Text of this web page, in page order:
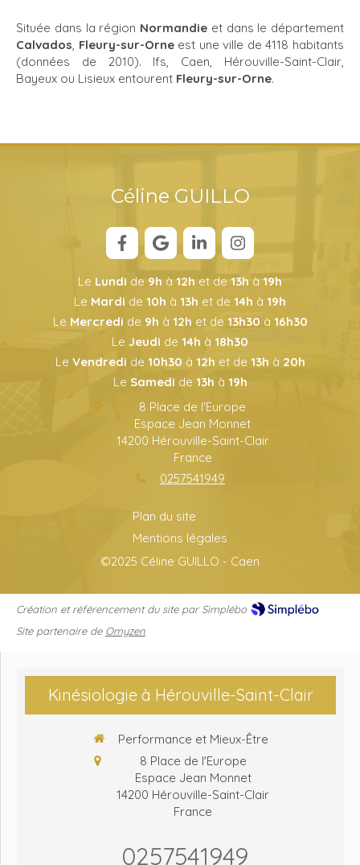
Située dans la région Normandie et dans le département
Calvados, Fleury-sur-Orneest une ville de 4118 habitants
(données de 2010). Ifs, Caen, Hérouville-Saint-Clair,
Bayeux ou Lisieux entourent Fleury-sur-Orne.
Céline GUILLO
Le Lundi de 9h à 12h et de 13h à 19h
Le Mardi de 10h à 13h et de 14h à 19h
Le Mercredi de 9h à 12h et de 13h30 à 16h30
Le Jeudi de 14h à 18h30
Le Vendredi de 10h30 à 12h et de 13h à 20h
Le Samedi de 13h à 19h
8 Place de l'Europe
Espace Jean Monnet
14200 Hérouville-Saint-Clair
France
0257541949
Plan du site
Mentions légales
©2025 Céline GUILLO - Caen
Création et référencement du site par Simplébo
Site partenaire de Omyzen
Kinésiologie à Hérouville-Saint-Clair
Performance et Mieux-Être
8 Place de l'Europe
Espace Jean Monnet
14200 Hérouville-Saint-Clair
France
0257541949